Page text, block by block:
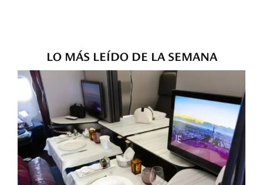
LO MÁS LEÍDO DE LA SEMANA